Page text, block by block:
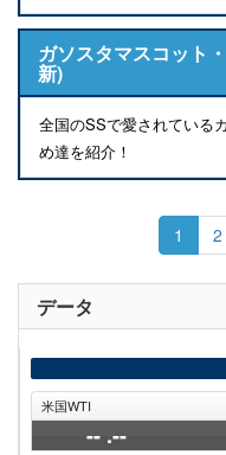
ガソスタマスコット
新)
全国のSSで愛されている
め達を紹介！
送
り
カ
レ
ン
ペ
1 2
データ
米国WTI
-- .--